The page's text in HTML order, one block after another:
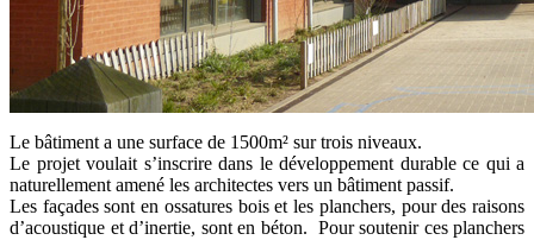
Le bâtiment a une surface de 1500m² sur trois niveaux.
Le projet voulait s’inscrire dans le développement durable ce qui a
naturellement amené les architectes vers un bâtiment passif.
Les façades sont en ossatures bois et les planchers, pour des raisons
d’acoustique et d’inertie, sont en béton. Pour soutenir ces planchers